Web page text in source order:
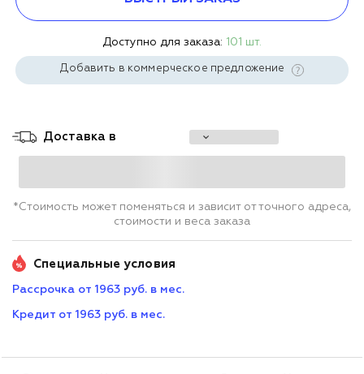
Доступно для заказа: 101 шт.
Добавить в коммерческое предложение
Доставка в
*Стоимость может поменяться и зависит от точного адреса,
стоимости и веса заказа
Специальные условия
Рассрочка от 1963 руб. в мес.
Кредит от 1963 руб. в мес.